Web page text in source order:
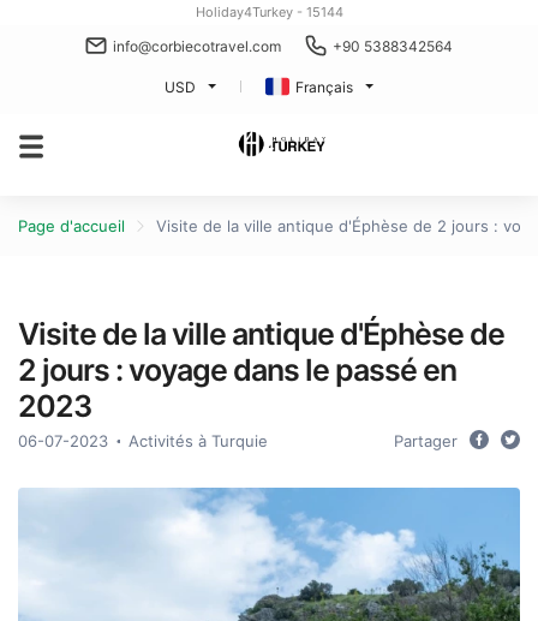
Holiday4Turkey - 15144
info@corbiecotravel.com +90 5388342564
USD Français
Page d'accueil Visite de la ville antique d'Éphèse de 2 jours :
Visite de la ville antique d'Éphèse de
2 jours : voyage dans le passé en
2023
06-07-2023 Activités à Turquie Partager